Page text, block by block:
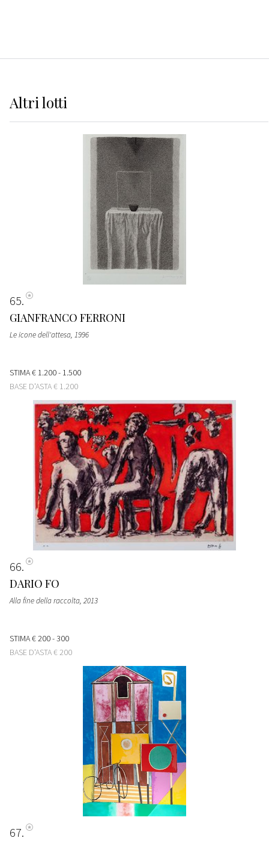
Altrilotti
65
GIANFRANCO FERRONI
Le icone dell'attesa, 1996
STIMA€ 1.200 - 1.500
BASE D'ASTA€ 1.200
66
DARIO FO
Alla fine della raccolta, 2013
STIMA€ 200 - 300
BASE D'ASTA€ 200
67